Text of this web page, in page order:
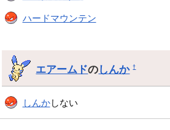
ハードマウンテン
エアームドのしんか †
しんかしない